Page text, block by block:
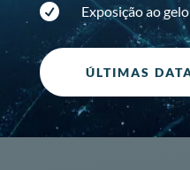
 Exposição ao gelo
ÚLTIMAS